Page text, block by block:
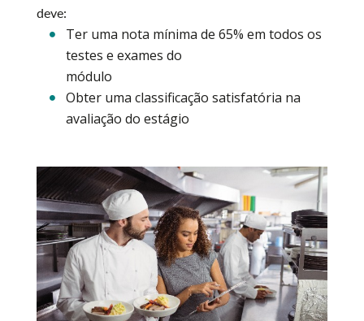
deve:
Ter uma nota mínima de 65% em todos os
testes e exames do
módulo
Obter uma classificação satisfatória na
avaliação do estágio